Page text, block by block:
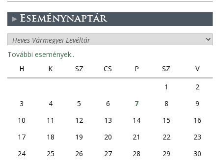
Eseménynaptár
További események..
H
K SZ CS P SZ
V
1
2
3
4 5 6 7 8
9
10
11 12 13 14 15
16
17
18 19 20 21 22
23
24
25 26 27 28 29
30